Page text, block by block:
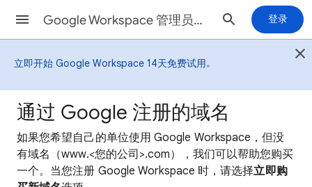
Google Workspace 管理员帮助 登录
立即开始 Google Workspace 14天免费试用。
通过 Google 注册的域名
如果您希望自己的单位使用 Google Workspace，但没
有域名（www.<您的公司>.com），我们可以帮助您购买
一个。 当您注册 Google Workspace 时，请选择立即购